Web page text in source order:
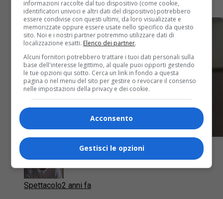
nel maggio 2023
Spettacolo2 anni fa
informazioni raccolte dal tuo dispositivo (come cookie,
identificatori univoci e altri dati del dispositivo) potrebbero
essere condivise con questi ultimi, da loro visualizzate e
memorizzate oppure essere usate nello specifico da questo
sito. Noi e i nostri partner potremmo utilizzare dati di
localizzazione esatti. Elenco dei partner.
Alcuni fornitori potrebbero trattare i tuoi dati personali sulla
base dell'interesse legittimo, al quale puoi opporti gestendo
le tue opzioni qui sotto. Cerca un link in fondo a questa
pagina o nel menu del sito per gestire o revocare il consenso
nelle impostazioni della privacy e dei cookie.
Acconsento
Gestisci le opzioni